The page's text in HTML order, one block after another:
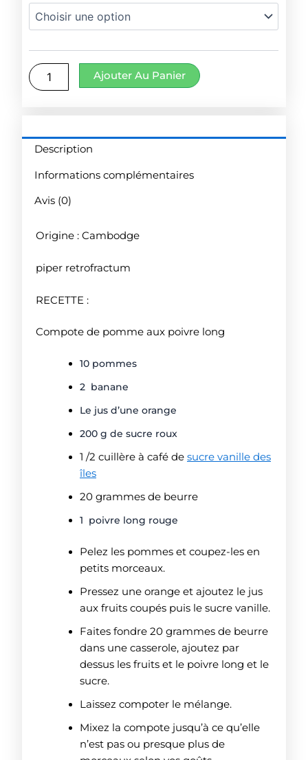
à
Cuir
long
Ajouter Au Panier
Description
Informations complémentaires
Avis (0)
Origine : Cambodge
piper retrofractum
RECETTE :
Compote de pomme aux poivre long
10 pommes
2 banane
Le jus d’une orange
200 g de sucre roux
1 /2 cuillère à café de sucre vanille des
îles
20 grammes de beurre
1 poivre long rouge
Pelez les pommes et coupez-les en
petits morceaux.
Pressez une orange et ajoutez le jus
aux fruits coupés puis le sucre vanille.
Faites fondre 20 grammes de beurre
dans une casserole, ajoutez par
dessus les fruits et le poivre long et le
sucre.
Laissez compoter le mélange.
Mixez la compote jusqu’à ce qu’elle
n’est pas ou presque plus de